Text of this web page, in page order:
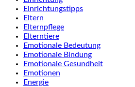
Einrichtungstipps
Eltern
Elternpflege
Elterntiere
Emotionale Bedeutung
Emotionale Bindung
Emotionale Gesundheit
Emotionen
Energie